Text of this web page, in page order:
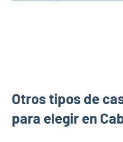
Otros tipos de
para elegir en